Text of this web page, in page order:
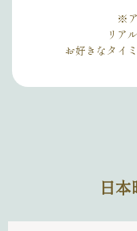
※ア
リア
お好きなタイ
日